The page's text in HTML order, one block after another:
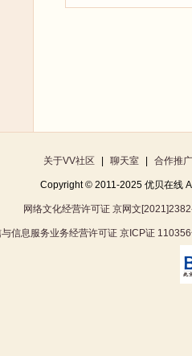
关于VV社区 聊天室 合作推广
Copyright © 2011-2025 优贝在线
网络文化经营许可证 京网文
与信息服务业务经营许可证 京ICP证